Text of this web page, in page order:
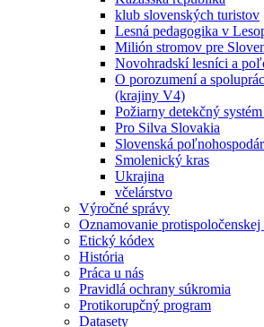
klub slovenských turistov
Lesná pedagogika v
Milión stromov pre
Novohradskí lesníci a
O porozumení a
(krajiny V4)
Požiarny detekčný
Pro Silva Slovakia
Slovenská
Smolenický kras
Ukrajina
včelárstvo
Výročné správy
Oznamovanie protispoločenskej
Etický kódex
História
Práca u nás
Pravidlá ochrany súkromia
Protikorupčný program
Datasety